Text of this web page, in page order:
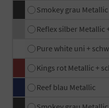
Smokey grau
Reflex silber Metallic
Pure white uni +
Kings rot Metallic +
Reef blau Metallic